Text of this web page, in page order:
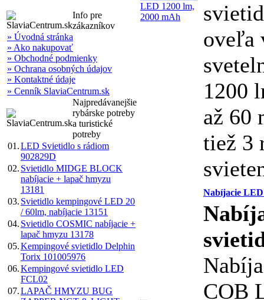
Info pre
zákazníkov
» Úvodná stránka
» Ako nakupovať
» Obchodné podmienky
» Ochrana osobných údajov
» Kontaktné údaje
» Cenník SlaviaCentrum.sk
Najpredávanejšie
rybárske potreby
a turistické
potreby
01.LED Svietidlo s rádiom
902829D
02. Svietidlo MIDGE BLOCK
nabíjacie + lapač hmyzu
13181
03. Svietidlo kempingové LED 20
/ 60lm, nabíjacie 13151
04. Svietidlo COSMIC nabíjacie +
lapač hmyzu 13178
05.Kempingové svietidlo Delphin
Torix 101005976
06.Kempingové svietidlo LED
FCL02
07.LAPAČ HMYZU BUG
oveľa
1200
až 60
tiež 3
Nabíjacie
COB